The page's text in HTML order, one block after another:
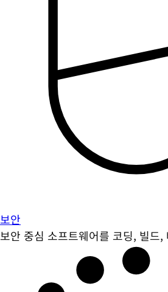
보안
보안 중심 소프트웨어를 코딩, 빌드